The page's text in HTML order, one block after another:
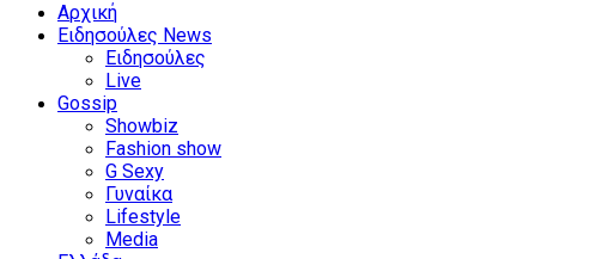
Αρχική
Ειδησούλες News
Ειδησούλες
Live
Gossip
Showbiz
Fashion show
G Sexy
Γυναίκα
Lifestyle
Media